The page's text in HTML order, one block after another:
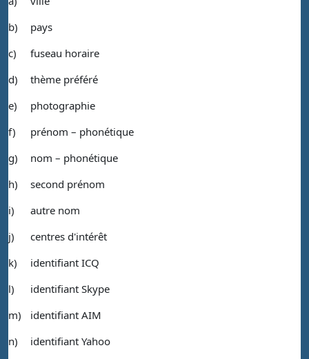
b)
pays
c)
fuseau horaire
d)
thème préféré
e)
photographie
f)
prénom – phonétique
g)
nom – phonétique
h)
second prénom
i)
autre nom
j)
centres d'intérêt
k)
identifiant ICQ
l)
identifiant Skype
m)
identifiant AIM
n)
identifiant Yahoo